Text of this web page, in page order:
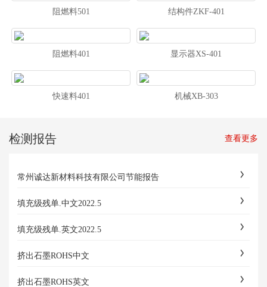
阻燃料501 结构件ZKF-401
阻燃料401 显示器XS-401
快速料401 机械XB-303
检测报告 查看更多
常州诚达新材料科技有限公司节能报告
填充级残单.中文2022.5
填充级残单.英文2022.5
挤出石墨ROHS中文
挤出石墨ROHS英文